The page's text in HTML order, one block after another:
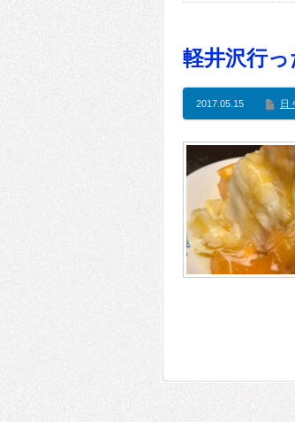
軽井沢行
2017.05.15 日